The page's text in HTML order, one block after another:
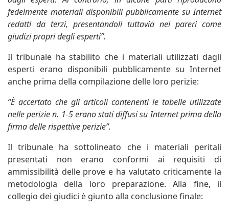
fedelmente materiali disponibili pubblicamente su Internet
redatti da terzi, presentandoli tuttavia nei pareri come
giudizi propri degli esperti”.
Il tribunale ha stabilito che i materiali utilizzati dagli
esperti erano disponibili pubblicamente su Internet
anche prima della compilazione delle loro perizie:
“È accertato che gli articoli contenenti le tabelle utilizzate
nelle perizie n. 1-5 erano stati diffusi su Internet prima della
firma delle rispettive perizie”.
Il tribunale ha sottolineato che i materiali peritali
presentati non erano conformi ai requisiti di
ammissibilità delle prove e ha valutato criticamente la
metodologia della loro preparazione. Alla fine, il
collegio dei giudici è giunto alla conclusione finale: